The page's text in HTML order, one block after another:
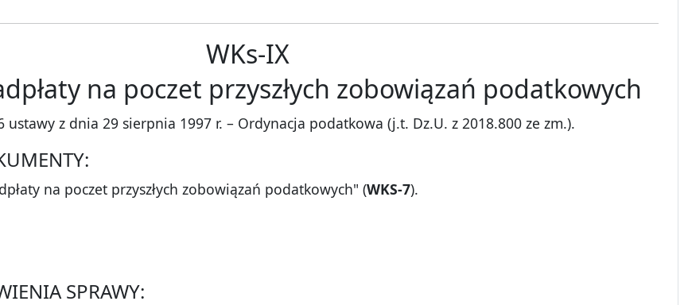
WKs-IX
na poczet przyszłych zobowiązań podatkowych
z dnia 29 sierpnia 1997 r. – Ordynacja podatkowa (j.t. Dz.U. z 2018.800 ze zm.).
na poczet przyszłych zobowiązań podatkowych" (WKS-7).
SPRAWY: